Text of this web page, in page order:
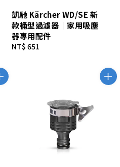
凱馳 Kärcher WD/SE 新
款桶型過濾器｜家用吸塵
器專用配件
Regular
NT$ 651